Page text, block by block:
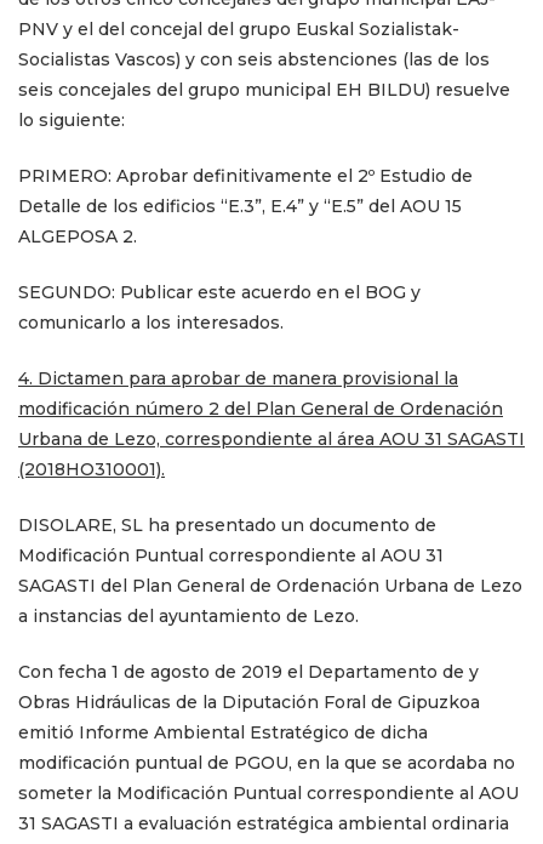
PNV y el del concejal del grupo Euskal Sozialistak-
Socialistas Vascos) y con seis abstenciones (las de los
seis concejales del grupo municipal EH BILDU) resuelve
lo siguiente:
PRIMERO: Aprobar definitivamente el 2º Estudio de
Detalle de los edificios “E.3”, E.4” y “E.5” del AOU 15
ALGEPOSA 2.
SEGUNDO: Publicar este acuerdo en el BOG y
comunicarlo a los interesados.
4. Dictamen para aprobar de manera provisional la
modificación número 2 del Plan General de Ordenación
Urbana de Lezo, correspondiente al área AOU 31 SAGASTI
(2018HO310001).
DISOLARE, SL ha presentado un documento de
Modificación Puntual correspondiente al AOU 31
SAGASTI del Plan General de Ordenación Urbana de Lezo
a instancias del ayuntamiento de Lezo.
Con fecha 1 de agosto de 2019 el Departamento de y
Obras Hidráulicas de la Diputación Foral de Gipuzkoa
emitió Informe Ambiental Estratégico de dicha
modificación puntual de PGOU, en la que se acordaba no
someter la Modificación Puntual correspondiente al AOU
31 SAGASTI a evaluación estratégica ambiental ordinaria